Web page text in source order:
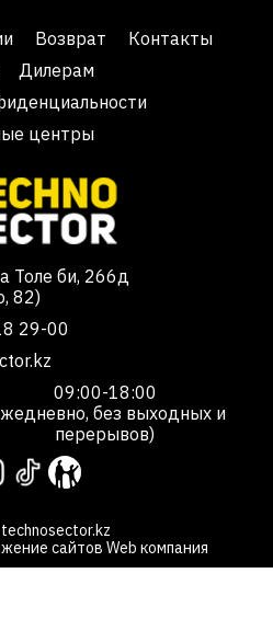
Возврат
Контакты
Дилерам
центры
Толе би, 266д
82)
29-00
09:00-18:00
без выходных и
перерывов)
сайтов Web компания